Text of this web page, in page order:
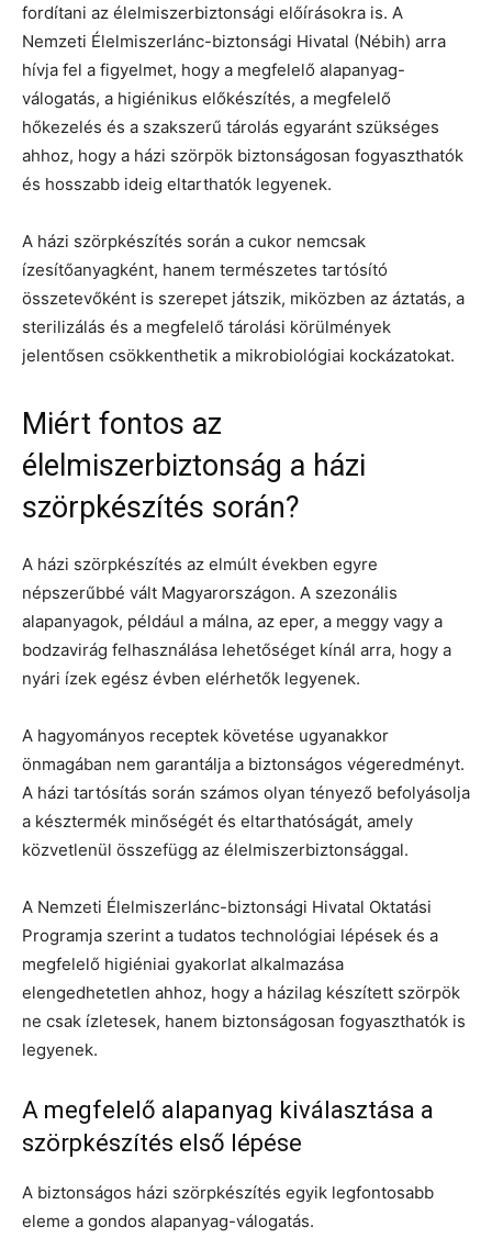
fordítani az élelmiszerbiztonsági előírásokra is. A
Nemzeti Élelmiszerlánc-biztonsági Hivatal (Nébih) arra
hívja fel a figyelmet, hogy a megfelelő alapanyag-
válogatás, a higiénikus előkészítés, a megfelelő
hőkezelés és a szakszerű tárolás egyaránt szükséges
ahhoz, hogy a házi szörpök biztonságosan fogyaszthatók
és hosszabb ideig eltarthatók legyenek.
A házi szörpkészítés során a cukor nemcsak
ízesítőanyagként, hanem természetes tartósító
összetevőként is szerepet játszik, miközben az áztatás, a
sterilizálás és a megfelelő tárolási körülmények
jelentősen csökkenthetik a mikrobiológiai kockázatokat.
Miért fontos az
élelmiszerbiztonság a házi
szörpkészítés során?
A házi szörpkészítés az elmúlt években egyre
népszerűbbé vált Magyarországon. A szezonális
alapanyagok, például a málna, az eper, a meggy vagy a
bodzavirág felhasználása lehetőséget kínál arra, hogy a
nyári ízek egész évben elérhetők legyenek.
A hagyományos receptek követése ugyanakkor
önmagában nem garantálja a biztonságos végeredményt.
A házi tartósítás során számos olyan tényező befolyásolja
a késztermék minőségét és eltarthatóságát, amely
közvetlenül összefügg az élelmiszerbiztonsággal.
A Nemzeti Élelmiszerlánc-biztonsági Hivatal Oktatási
Programja szerint a tudatos technológiai lépések és a
megfelelő higiéniai gyakorlat alkalmazása
elengedhetetlen ahhoz, hogy a házilag készített szörpök
ne csak ízletesek, hanem biztonságosan fogyaszthatók is
legyenek.
A megfelelő alapanyag kiválasztása a
szörpkészítés első lépése
A biztonságos házi szörpkészítés egyik legfontosabb
eleme a gondos alapanyag-válogatás.